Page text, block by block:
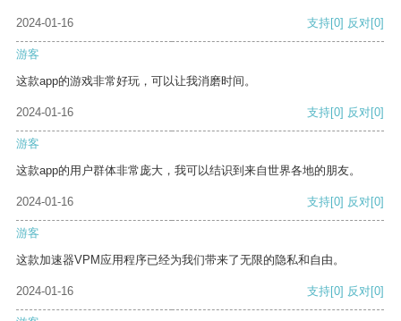
2024-01-16 支持[0] 反对[0]
游客
这款app的游戏非常好玩，可以让我消磨时间。
2024-01-16 支持[0] 反对[0]
游客
这款app的用户群体非常庞大，我可以结识到来自世界各地的朋友。
2024-01-16 支持[0] 反对[0]
游客
这款加速器VPM应用程序已经为我们带来了无限的隐私和自由。
2024-01-16 支持[0] 反对[0]